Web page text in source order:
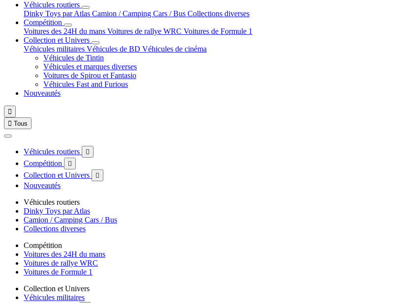
Véhicules routiers
Dinky Toys par Atlas Camion / Camping Cars / Bus Collections diverses
Compétition
Voitures des 24H du mans Voitures de rallye WRC Voitures de Formule 1
Collection et Univers
Véhicules militaires Véhicules de BD Véhicules de cinéma
Véhicules de Tintin
Véhicules et marques diverses
Voitures de Spirou et Fantasio
Véhicules Fast and Furious
Nouveautés

 Tous
Véhicules routiers 
Compétition 
Collection et Univers 
Nouveautés
Véhicules routiers
Dinky Toys par Atlas
Camion / Camping Cars / Bus
Collections diverses
Compétition
Voitures des 24H du mans
Voitures de rallye WRC
Voitures de Formule 1
Collection et Univers
Véhicules militaires